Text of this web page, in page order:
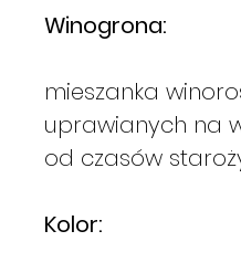
Winogrona:
mieszanka
uprawianych na
od czasów
Kolor: